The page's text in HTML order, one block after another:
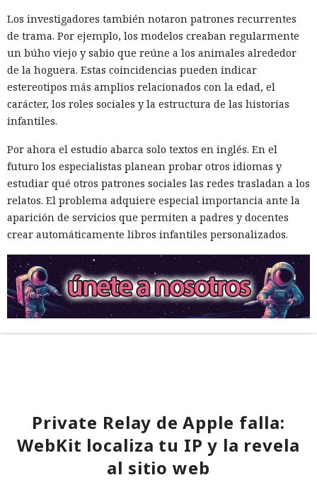
Los investigadores también notaron patrones recurrentes
de trama. Por ejemplo, los modelos creaban regularmente
un búho viejo y sabio que reúne a los animales alrededor
de la hoguera. Estas coincidencias pueden indicar
estereotipos más amplios relacionados con la edad, el
carácter, los roles sociales y la estructura de las historias
infantiles.
Por ahora el estudio abarca solo textos en inglés. En el
futuro los especialistas planean probar otros idiomas y
estudiar qué otros patrones sociales las redes trasladan a los
relatos. El problema adquiere especial importancia ante la
aparición de servicios que permiten a padres y docentes
crear automáticamente libros infantiles personalizados.
Private Relay de Apple falla:
WebKit localiza tu IP y la revela
al sitio web